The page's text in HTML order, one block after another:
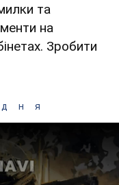
та
на
Зробити